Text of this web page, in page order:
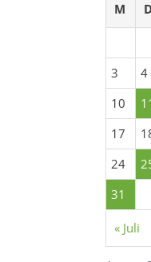
M
3
4
10
17
24
31
« Juli